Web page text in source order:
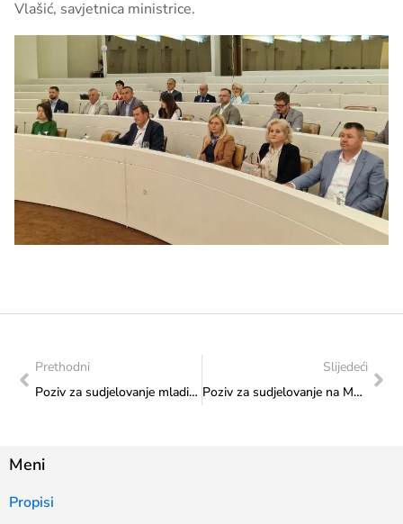
Vlašić, savjetnica ministrice.
Prethodni
Poziv za sudjelovanje mladih u 17. izdanju međunarodnog književnog natječaja „More riječi”
Slijedeći
Poziv za sudjelovanje na Međunarodnom natječaju fotografije „Majka i djeca u nacionalnim nošnjama”
Meni
Propisi